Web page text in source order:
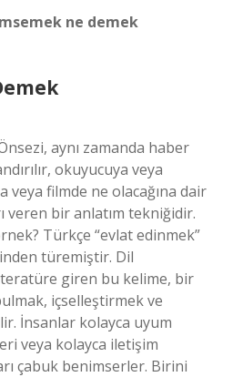
ne demek
aynı zamanda haber
okuyucuya veya
veya filmde ne olacağına dair
veren bir anlatım tekniğidir.
Türkçe “evlat edinmek”
türemiştir. Dil
giren bu kelime, bir
içselleştirmek ve
İnsanlar kolayca uyum
veya kolayca iletişim
çabuk benimserler. Birini